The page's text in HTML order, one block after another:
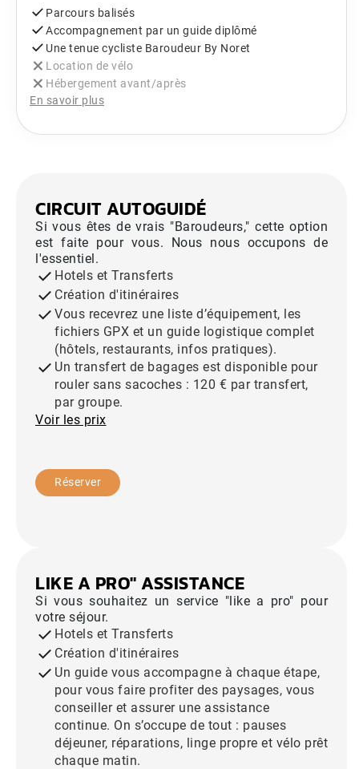
CIRCUIT AUTOGUIDÉ
Si vous êtes de vrais "Baroudeurs," cette option
est faite pour vous. Nous nous occupons de
l'essentiel.
Hotels et Transferts
Création d'itinéraires
Vous recevrez une liste d’équipement, les
fichiers GPX et un guide logistique complet
(hôtels, restaurants, infos pratiques).
Un transfert de bagages est disponible pour
rouler sans sacoches : 120 € par transfert,
par groupe.
Voir les prix
Réserver
LIKE A PRO" ASSISTANCE
Si vous souhaitez un service "like a pro" pour
votre séjour.
Hotels et Transferts
Création d'itinéraires
Un guide vous accompagne à chaque étape,
pour vous faire profiter des paysages, vous
conseiller et assurer une assistance
continue. On s’occupe de tout : pauses
déjeuner, réparations, linge propre et vélo prêt
chaque matin.
Parcours balisés
Accompagnement par un guide diplômé
Une tenue cycliste Baroudeur By Noret
Location de vélo
Hébergement avant/après
En savoir plus